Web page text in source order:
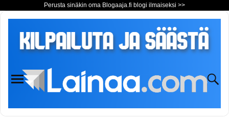
Perusta sinäkin oma Blogaaja.fi blogi ilmaiseksi >>